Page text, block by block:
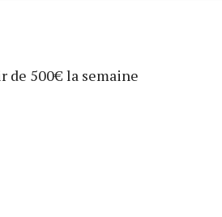
de 500€ la semaine